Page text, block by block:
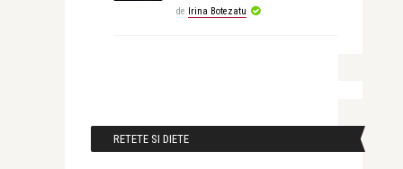
de Irina Botezatu
RETETE SI DIETE